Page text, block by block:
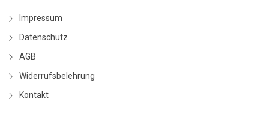
Impressum
Datenschutz
AGB
Widerrufsbelehrung
Kontakt